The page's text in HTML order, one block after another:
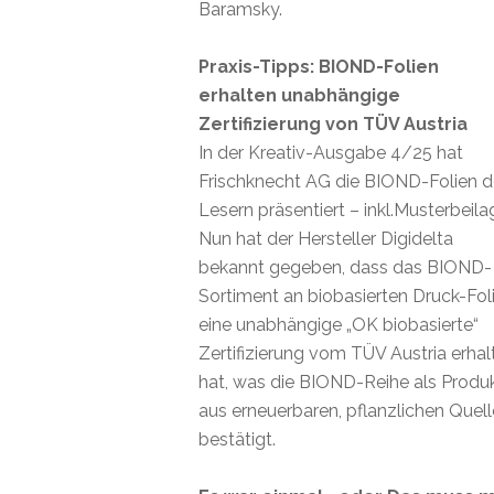
Baramsky.
Praxis-Tipps: BIOND-Folien
erhalten unabhängige
Zertifizierung von TÜV Austria
In der Kreativ-Ausgabe 4/25 hat
Frischknecht AG die BIOND-Folien
Lesern präsentiert –
Nun hat der Hersteller Digidelta
bekannt gegeben, dass das BIOND-
Sortiment an biobasierten Druck-
eine unabhängige „OK biobasierte“
Zertifizierung vom TÜV Austria
hat, was die BIOND-Reihe als
aus erneuerbaren, pflanzlichen
bestätigt.